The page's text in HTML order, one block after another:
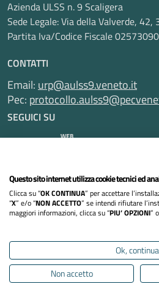
Azienda ULSS n. 9 Scaligera
Sede Legale: Via della Valverde, 42,
Partita Iva/Codice Fiscale
CONTATTI
Email: urp@aulss9.veneto.it
Pec:
SEGUICI SU
Informativa privacy
Dichiarazione di accessibilità
Mappa del sito
Questo sito internet utilizza cookie tecnici ed
Clicca su “OK CONTINUA” per accettare
“X” e/o “NON ACCETTO” se intendi rifiutare
maggiori informazioni, clicca su “PIU’ OPZIONI”
Ok, continua
Non accetto